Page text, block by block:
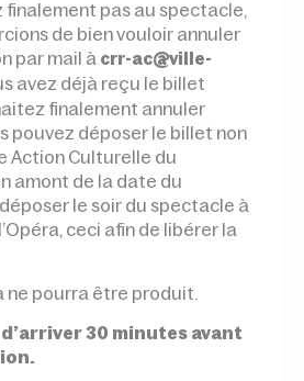
finalement pas au spectacle,
de bien vouloir annuler
par mail à crr-ac@ville-
avez déjà reçu le billet
finalement annuler
pouvez déposer le billet non
Action Culturelle du
amont de la date du
le soir du spectacle à
ceci afin de libérer la
ne pourra être produit.
30 minutes avant